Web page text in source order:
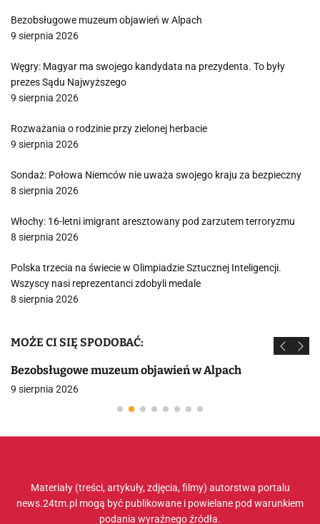
Bezobsługowe muzeum objawień w Alpach
9 sierpnia 2026
Węgry: Magyar ma swojego kandydata na prezydenta. To były
prezes Sądu Najwyższego
9 sierpnia 2026
Rozważania o rodzinie przy zielonej herbacie
9 sierpnia 2026
Sondaż: Połowa Niemców nie uważa swojego kraju za bezpieczny
8 sierpnia 2026
Włochy: 16-letni imigrant aresztowany pod zarzutem terroryzmu
8 sierpnia 2026
Polska trzecia na świecie w Olimpiadzie Sztucznej Inteligencji.
Wszyscy nasi reprezentanci zdobyli medale
8 sierpnia 2026
MOŻE CI SIĘ SPODOBAĆ:
Bezobsługowe muzeum objawień w Alpach
9 sierpnia 2026
Materiały (treści, artykuły, zdjęcia, filmy) autorstwa portalu
news.24tm.pl mogą być publikowane i powielane pod warunkiem
podania wyraźnego źródła.